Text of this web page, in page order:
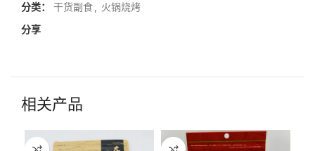
分类： 干货副食
火锅烧烤
分享
相关产品